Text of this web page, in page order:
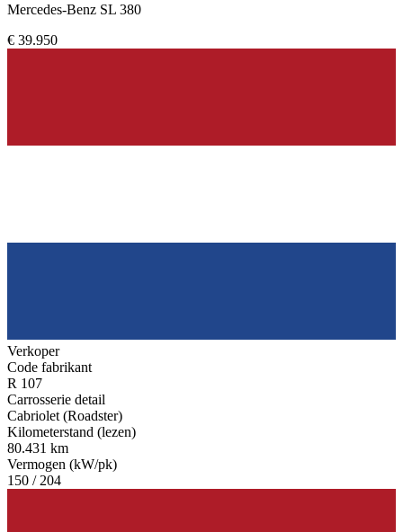
Mercedes-Benz SL 380
€ 39.950
Verkoper
Code fabrikant
R 107
Carrosserie detail
Cabriolet (Roadster)
Kilometerstand (lezen)
80.431 km
Vermogen (kW/pk)
150 / 204